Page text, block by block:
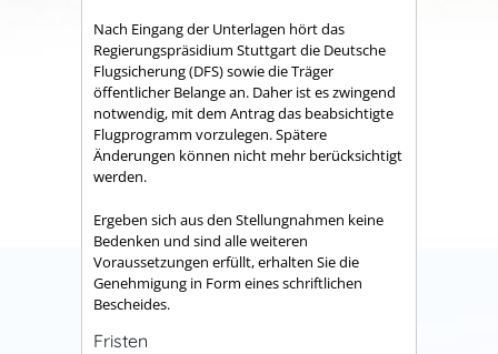
Nach Eingang der Unterlagen hört das
Regierungspräsidium Stuttgart die Deutsche
Flugsicherung (DFS) sowie die Träger
öffentlicher Belange an. Daher ist es zwingend
notwendig, mit dem Antrag das beabsichtigte
Flugprogramm vorzulegen. Spätere
Änderungen können nicht mehr berücksichtigt
werden.
Ergeben sich aus den Stellungnahmen keine
Bedenken und sind alle weiteren
Voraussetzungen erfüllt, erhalten Sie die
Genehmigung in Form eines schriftlichen
Bescheides.
Fristen